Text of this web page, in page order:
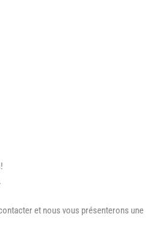
et nous vous présenterons une